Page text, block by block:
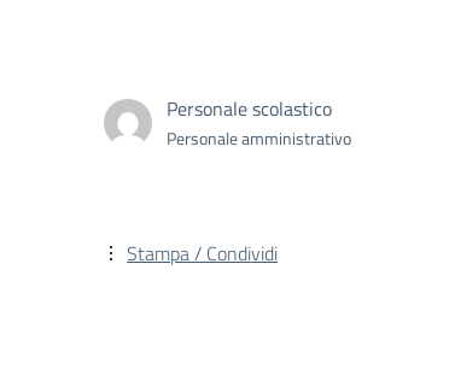
Personale scolastico
Personale amministrativo
Stampa / Condividi